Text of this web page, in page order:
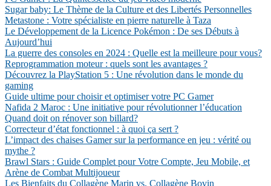
Sugar baby: Le Thème de la Culture et des Libertés Personnelles
Metastone : Votre spécialiste en pierre naturelle à Taza
Le Développement de la Licence Pokémon : De ses Débuts à
Aujourd’hui
La guerre des consoles en 2024 : Quelle est la meilleure pour vous?
Reprogrammation moteur : quels sont les avantages ?
Découvrez la PlayStation 5 : Une révolution dans le monde du
gaming
Guide ultime pour choisir et optimiser votre PC Gamer
Nafida 2 Maroc : Une initiative pour révolutionner l’éducation
Quand doit on rénover son billard?
Correcteur d’état fonctionnel : à quoi ça sert ?
L’impact des chaises Gamer sur la performance en jeu : vérité ou
mythe ?
Brawl Stars : Guide Complet pour Votre Compte, Jeu Mobile, et
Arène de Combat Multijoueur
Les Bienfaits du Collagène Marin vs. Collagène Bovin